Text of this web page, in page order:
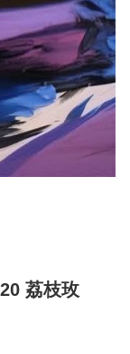
荔枝玫